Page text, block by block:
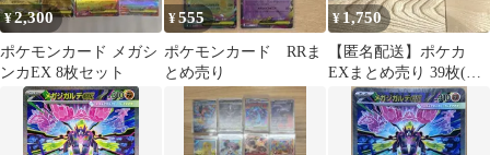
¥2,300
ポケモンカード メガシ
ンカEX 8枚セット
¥555
ポケモンカード RRま
とめ売り
¥1,750
【匿名配送】ポケカ
EXまとめ売り 39枚(う
ちSR1枚・MR1枚)